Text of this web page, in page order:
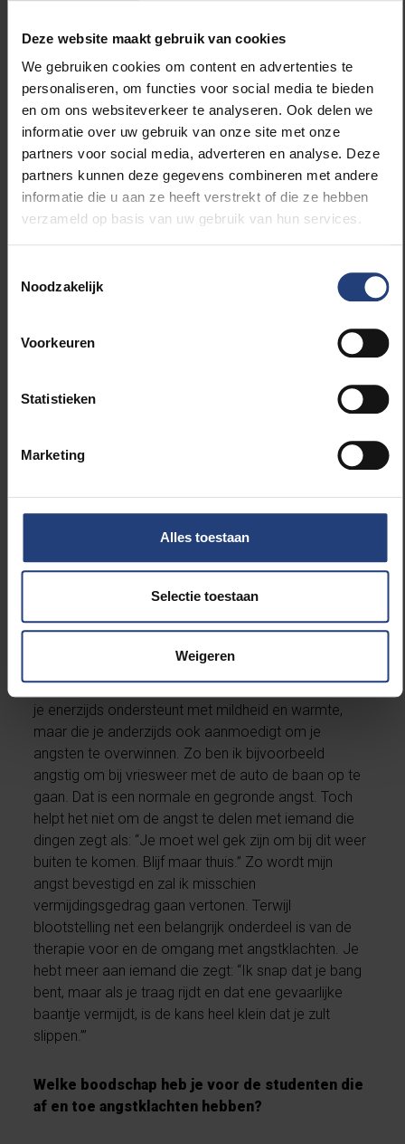
Deze website maakt gebruik van cookies
We gebruiken cookies om content en advertenties te
personaliseren, om functies voor social media te bieden
en om ons websiteverkeer te analyseren. Ook delen we
informatie over uw gebruik van onze site met onze
partners voor social media, adverteren en analyse. Deze
partners kunnen deze gegevens combineren met andere
informatie die u aan ze heeft verstrekt of die ze hebben
verzameld op basis van uw gebruik van hun services.
Noodzakelijk
Voorkeuren
Statistieken
Marketing
Alles toestaan
Selectie toestaan
Weigeren
vergelijking met onze buurlanden veel langer om uit
hulp zoeken dan vroeger, is een goede evolutie. Het
nieuwe systeem van eerstelijnspsychologie is daar
ook op ontworpen: om al bij milde klachten hulp te
zoeken en niet te lang te wachten.
“Vergeet niet dat angst ook
onze vriend is.”
hebben op je dagelijkse leven. Als je niet goed kunt
prikkelbaar bent en met iedereen ruzie krijgt. Als je
ook heel helpend zijn om er in je eigen netwerk over
te spreken. Die stap slaan we tegenwoordig vaak
gedachtegangen snel worden gecorrigeerd. Als je je
mensen kunnen we ons dan best richten met
onze angstklachten?
tot vrienden en familieleden die wat beter kunnen
relativeren. Een goede gesprekspartner is iemand die
je enerzijds ondersteunt met mildheid en warmte,
maar die je anderzijds ook aanmoedigt om je
angsten te overwinnen. Zo ben ik bijvoorbeeld
angstig om bij vriesweer met de auto de baan op te
gaan. Dat is een normale en gegronde angst. Toch
helpt het niet om de angst te delen met iemand die
dingen zegt als: “Je moet wel gek zijn om bij dit weer
buiten te komen. Blijf maar thuis.” Zo wordt mijn
angst bevestigd en zal ik misschien
vermijdingsgedrag gaan vertonen. Terwijl
blootstelling net een belangrijk onderdeel is van de
therapie voor en de omgang met angstklachten. Je
hebt meer aan iemand die zegt: “Ik snap dat je bang
bent, maar als je traag rijdt en dat ene gevaarlijke
baantje vermijdt, is de kans heel klein dat je zult
slippen.”’
Welke boodschap heb je voor de studenten die
af en toe angstklachten hebben?